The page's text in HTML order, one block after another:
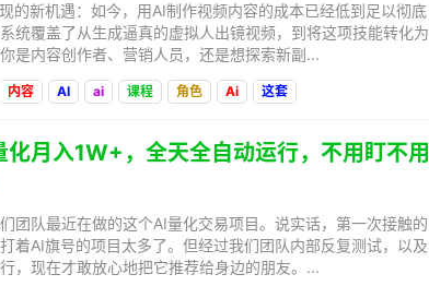
的新机遇：如今，用AI制作视频内容的成本已经低到足以彻底
统覆盖了从生成逼真的虚拟人出镜视频，到将这项技能转化为
是内容创作者、营销人员，还是想探索新副...
内容 AI ai 课程 角色 Ai 这套
化月入1W+，全天全自动运行，不用盯不用
团队最近在做的这个AI量化交易项目。说实话，第一次接触的
着AI旗号的项目太多了。但经过我们团队内部反复测试，以及
，现在才敢放心地把它推荐给身边的朋友。...